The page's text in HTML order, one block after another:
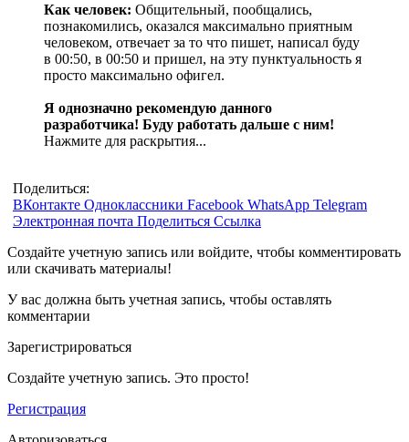
Как человек: Общительный, пообщались,
познакомились, оказался максимально приятным
человеком, отвечает за то что пишет, написал буду
в 00:50, в 00:50 и пришел, на эту пунктуальность я
просто максимально офигел.
Я однозначно рекомендую данного
разработчика! Буду работать дальше с ним!
Нажмите для раскрытия...
Поделиться:
ВКонтакте Одноклассники Facebook WhatsApp Telegram
Электронная почта Поделиться Ссылка
Создайте учетную запись или войдите, чтобы комментировать
или скачивать материалы!
У вас должна быть учетная запись, чтобы оставлять
комментарии
Зарегистрироваться
Создайте учетную запись. Это просто!
Регистрация